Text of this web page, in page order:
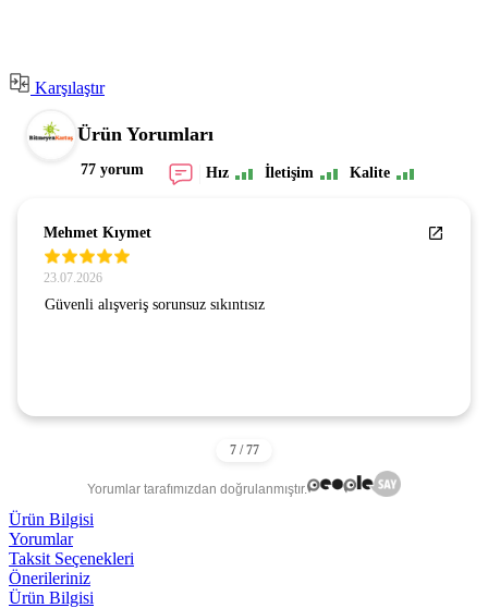
Karşılaştır
Ürün Yorumları
77 yorum Hız İletişim Kalite
Mehmet Kıymet
23.07.2026
Güvenli alışveriş sorunsuz sıkıntısız
Yorumlar tarafımızdan doğrulanmıştır.
Ürün Bilgisi
Yorumlar
Taksit Seçenekleri
Önerileriniz
Ürün Bilgisi